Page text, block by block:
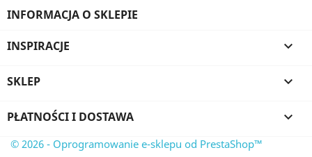
INFORMACJA O SKLEPIE
INSPIRACJE 
SKLEP 
PŁATNOŚCI I DOSTAWA 
© 2026 - Oprogramowanie e-sklepu od PrestaShop™